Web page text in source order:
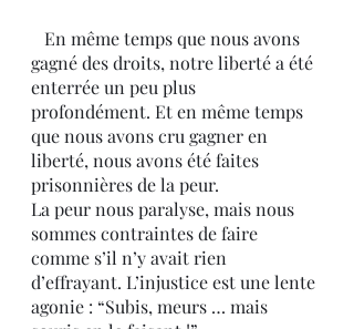
gagné des droits, notre liberté a été
enterrée un peu plus
profondément. Et en même temps
que nous avons cru gagner en
liberté, nous avons été faites
prisonnières de la peur.
La peur nous paralyse, mais nous
sommes contraintes de faire
comme s’il n’y avait rien
d’effrayant. L’injustice est une lente
agonie : “Subis, meurs … mais